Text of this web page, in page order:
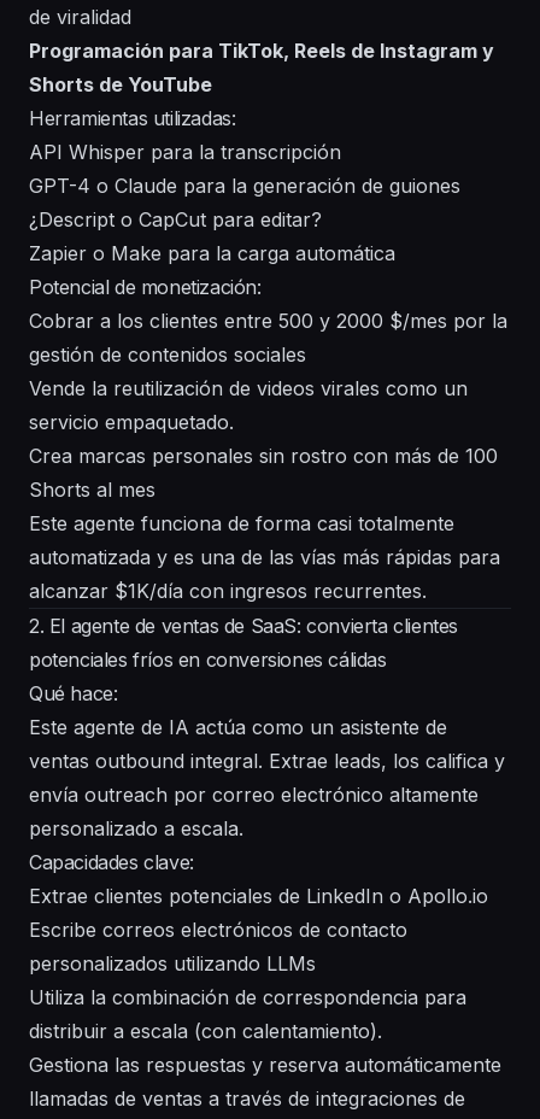
de viralidad
Programación para TikTok, Reels de Instagram y
Shorts de YouTube
Herramientas utilizadas:
API Whisper para la transcripción
GPT-4 o Claude para la generación de guiones
¿Descript o CapCut para editar?
Zapier o Make para la carga automática
Potencial de monetización:
Cobrar a los clientes entre 500 y 2000 $/mes por la
gestión de contenidos sociales
Vende la reutilización de videos virales como un
servicio empaquetado.
Crea marcas personales sin rostro con más de 100
Shorts al mes
Este agente funciona de forma casi totalmente
automatizada y es una de las vías más rápidas para
alcanzar $1K/día con ingresos recurrentes.
2. El agente de ventas de SaaS: convierta clientes
potenciales fríos en conversiones cálidas
Qué hace:
Este agente de IA actúa como un asistente de
ventas outbound integral. Extrae leads, los califica y
envía outreach por correo electrónico altamente
personalizado a escala.
Capacidades clave:
Extrae clientes potenciales de LinkedIn o Apollo.io
Escribe correos electrónicos de contacto
personalizados utilizando LLMs
Utiliza la combinación de correspondencia para
distribuir a escala (con calentamiento).
Gestiona las respuestas y reserva automáticamente
llamadas de ventas a través de integraciones de